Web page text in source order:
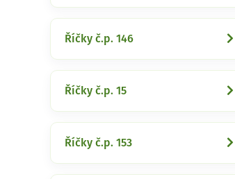
Říčky č.p. 146
Říčky č.p. 15
Říčky č.p. 153